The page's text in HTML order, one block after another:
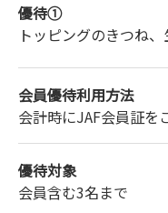
優待①
トッピングのきつね
会員優待利用方法
会計時にJAF会員証を
優待対象
会員含む3名まで